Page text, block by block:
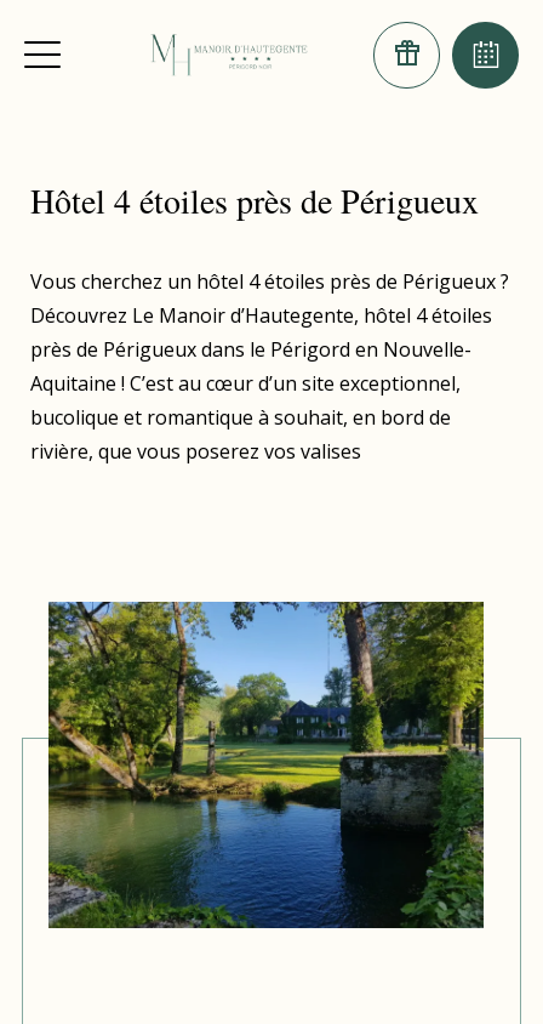
Hôtel 4 étoiles près de Périgueux
Vous cherchez un hôtel 4 étoiles près de Périgueux ?
Découvrez Le Manoir d’Hautegente, hôtel 4 étoiles
près de Périgueux dans le Périgord en Nouvelle-
Aquitaine ! C’est au cœur d’un site exceptionnel,
bucolique et romantique à souhait, en bord de
rivière, que vous poserez vos valises